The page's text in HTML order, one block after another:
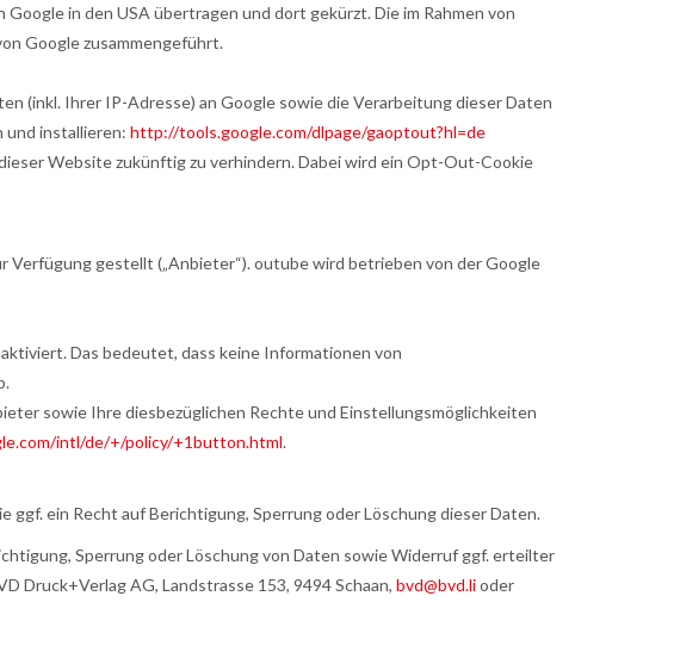
in den USA übertragen und dort gekürzt. Die im Rahmen von
Google zusammengeführt.
(inkl. Ihrer IP-Adresse) an Google sowie die Verarbeitung dieser Daten
und installieren: http://tools.google.com/dlpage/gaoptout?hl=de
Website zukünftig zu verhindern. Dabei wird ein Opt-Out-Cookie
gestellt („Anbieter“). outube wird betrieben von der Google
Das bedeutet, dass keine Informationen von
sowie Ihre diesbezüglichen Rechte und Einstellungsmöglichkeiten
intl/de/+/policy/+1button.html.
ein Recht auf Berichtigung, Sperrung oder Löschung dieser Daten.
Sperrung oder Löschung von Daten sowie Widerruf ggf. erteilter
Druck+Verlag AG, Landstrasse 153, 9494 Schaan, bvd@bvd.lioder